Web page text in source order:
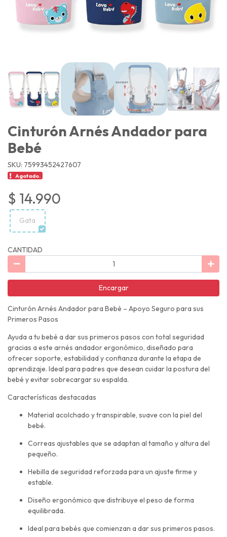
Cinturón Arnés Andador para
Bebé
SKU: 75993452427607
Agotado.
$ 14.990
Gata
CANTIDAD
Encargar
Cinturón Arnés Andador para Bebé – Apoyo Seguro para sus
Primeros Pasos
Ayuda a tu bebé a dar sus primeros pasos con total seguridad
gracias a este arnés andador ergonómico, diseñado para
ofrecer soporte, estabilidad y confianza durante la etapa de
aprendizaje. Ideal para padres que desean cuidar la postura del
bebé y evitar sobrecargar su espalda.
Características destacadas
Material acolchado y transpirable, suave con la piel del
bebé.
Correas ajustables que se adaptan al tamaño y altura del
pequeño.
Hebilla de seguridad reforzada para un ajuste firme y
estable.
Diseño ergonómico que distribuye el peso de forma
equilibrada.
Ideal para bebés que comienzan a dar sus primeros pasos.